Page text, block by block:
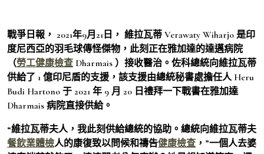
戰爭日報， 2021年9月21日， 維拉瓦蒂 Verawaty Wiharjo 是印
度尼西亞的羽毛球傳怪傑物，此刻正在雅加達的達邁病院
（勞工健康檢查 Dharmais ）接收醫治。佐科總統向維拉瓦蒂
供給了 1 億印尼盾的支援，該支援由總統秘書處擔任人 Heru
Budi Hartono 于 2021 年 9 月 20 日禮拜一下戰書在雅加達
Dharmais 病院直接供給。
“維拉瓦蒂夫人，我此刻供給總統的協助。總統向維拉瓦蒂夫
餐飲業體檢人的康復致以問候和禱告健康檢查 ，”一個人去婆